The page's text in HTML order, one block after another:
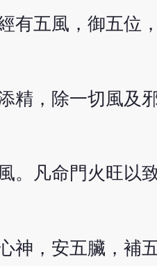
有五風，御五位
精，除一切風及
。凡命門火旺以
神，安五臟，補